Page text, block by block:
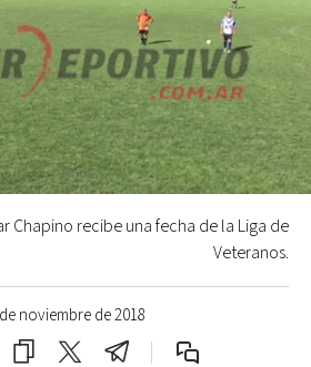
noviembre de 2018
Chapino recibe una fecha de la Liga de
Veteranos.